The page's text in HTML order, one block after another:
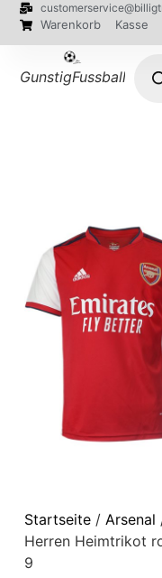
Warenkorb Kasse
Startseite/ Arsenal
Herren Heimtrikot
9